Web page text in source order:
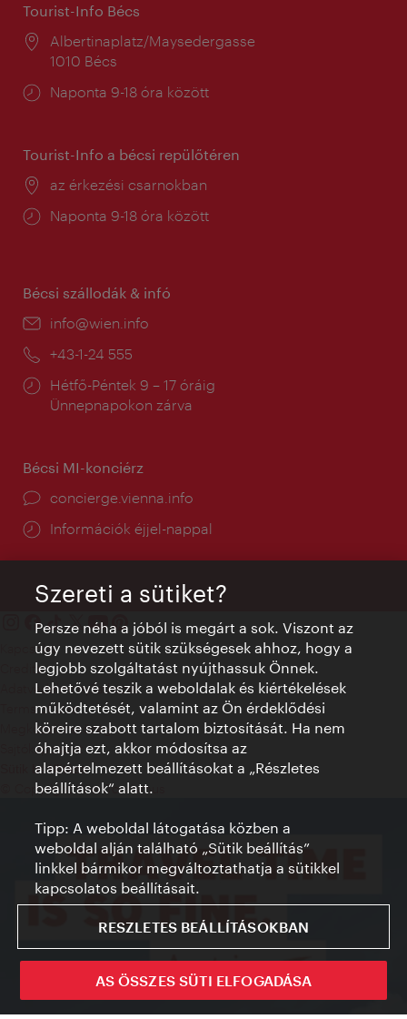
Tourist-Info Bécs
Helyszín:
Albertinaplatz/Maysedergasse
1010 Bécs
Nyitva
Naponta 9-18 óra között
Tourist-Info a bécsi repülőtéren
Helyszín:
az érkezési csarnokban
Nyitva
Naponta 9-18 óra között
Bécsi szállodák & infó
E-
info@wien.info
Telefon:
+43-1-24 555
Nyitva
tartás:
Hétfő-Péntek 9 – 17 óráig
Ünnepnapokon zárva
Bécsi MI-konciérz
concierge.vienna.info
Információk éjjel-nappal
Kapcsolat
Credits
Adatvédelmi nyilatkozat
Terms of Use
Megközelíthetőség
Sajtókapcsolat
Sütik beállítása
© Copyright WienTourismus
Szereti a sütiket?
Persze néha a jóból is megárt a sok. Viszont az
úgy nevezett sütik szükségesek ahhoz, hogy a
legjobb szolgáltatást nyújthassuk Önnek.
Lehetővé teszik a weboldalak és kiértékelések
működtetését, valamint az Ön érdeklődési
köreire szabott tartalom biztosítását. Ha nem
óhajtja ezt, akkor módosítsa az
alapértelmezett beállításokat a „Részletes
beállítások“ alatt.
Tipp: A weboldal látogatása közben a
weboldal alján található „Sütik beállítás”
linkkel bármikor megváltoztathatja a sütikkel
kapcsolatos beállításait.
RESZLETES BEÁLLÍTÁSOKBAN
AS ÖSSZES SÜTI ELFOGADÁSA